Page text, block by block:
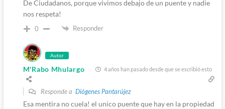
De Ciudadanos, porque vivimos debajo de un puente y nadie
nos respeta!
0 Responder
Autor
M'Rabo Mhulargo 4 años han pasado desde que se escribió esto
Responde a Diógenes Pantarújez
Esa mentira no cuela! el unico puente que hay en la propiedad